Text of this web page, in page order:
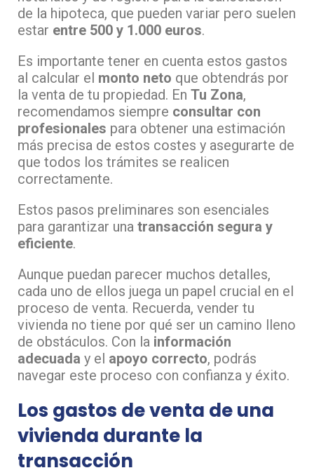
de la hipoteca, que pueden variar pero suelen
estar entre 500 y 1.000 euros.
Es importante tener en cuenta estos gastos
al calcular el monto neto que obtendrás por
la venta de tu propiedad. En Tu Zona,
recomendamos siempre consultar con
profesionales para obtener una estimación
más precisa de estos costes y asegurarte de
que todos los trámites se realicen
correctamente.
Estos pasos preliminares son esenciales
para garantizar una transacción segura y
eficiente.
Aunque puedan parecer muchos detalles,
cada uno de ellos juega un papel crucial en el
proceso de venta. Recuerda, vender tu
vivienda no tiene por qué ser un camino lleno
de obstáculos. Con la información
adecuada y el apoyo correcto, podrás
navegar este proceso con confianza y éxito.
Los gastos de venta de una
vivienda durante la
transacción